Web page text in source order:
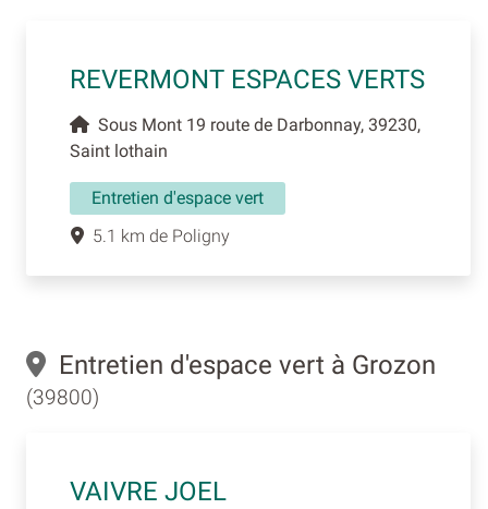
REVERMONT ESPACES VERTS
Sous Mont 19 route de Darbonnay, 39230,
Saint lothain
Entretien d'espace vert
5.1 km de Poligny
Entretien d'espace vert à Grozon
(39800)
VAIVRE JOEL